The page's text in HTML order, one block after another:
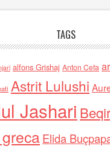
TAGS
alfons Grishaj Anton Cefa
Astrit Lulushi
Jashari
Elida